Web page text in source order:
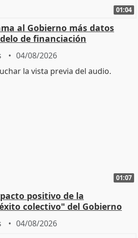
01:04
al Gobierno más datos
de financiación
04/08/2026
01:07
positivo de la
colectivo" del Gobierno
04/08/2026